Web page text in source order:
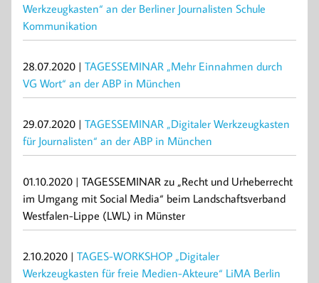
Werkzeugkasten“ an der Berliner Journalisten Schule
Kommunikation
28.07.2020 | TAGESSEMINAR „Mehr Einnahmen durch
VG Wort“ an der ABP in München
29.07.2020 | TAGESSEMINAR „Digitaler Werkzeugkasten
für Journalisten“ an der ABP in München
01.10.2020 | TAGESSEMINAR zu „Recht und Urheberrecht
im Umgang mit Social Media“ beim Landschaftsverband
Westfalen-Lippe (LWL) in Münster
2.10.2020 | TAGES-WORKSHOP „Digitaler
Werkzeugkasten für freie Medien-Akteure“ LiMA Berlin